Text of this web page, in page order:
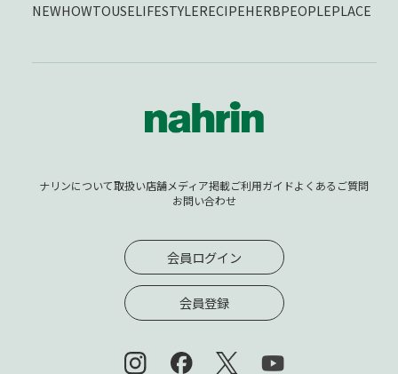
NEWHOWTOUSELIFESTYLERECIPEHERBPEOPLEPLACE
ナリンについて取扱い店舗メディア掲載ご利用ガイドよくあるご質問
お問い合わせ
会員ログイン
会員登録